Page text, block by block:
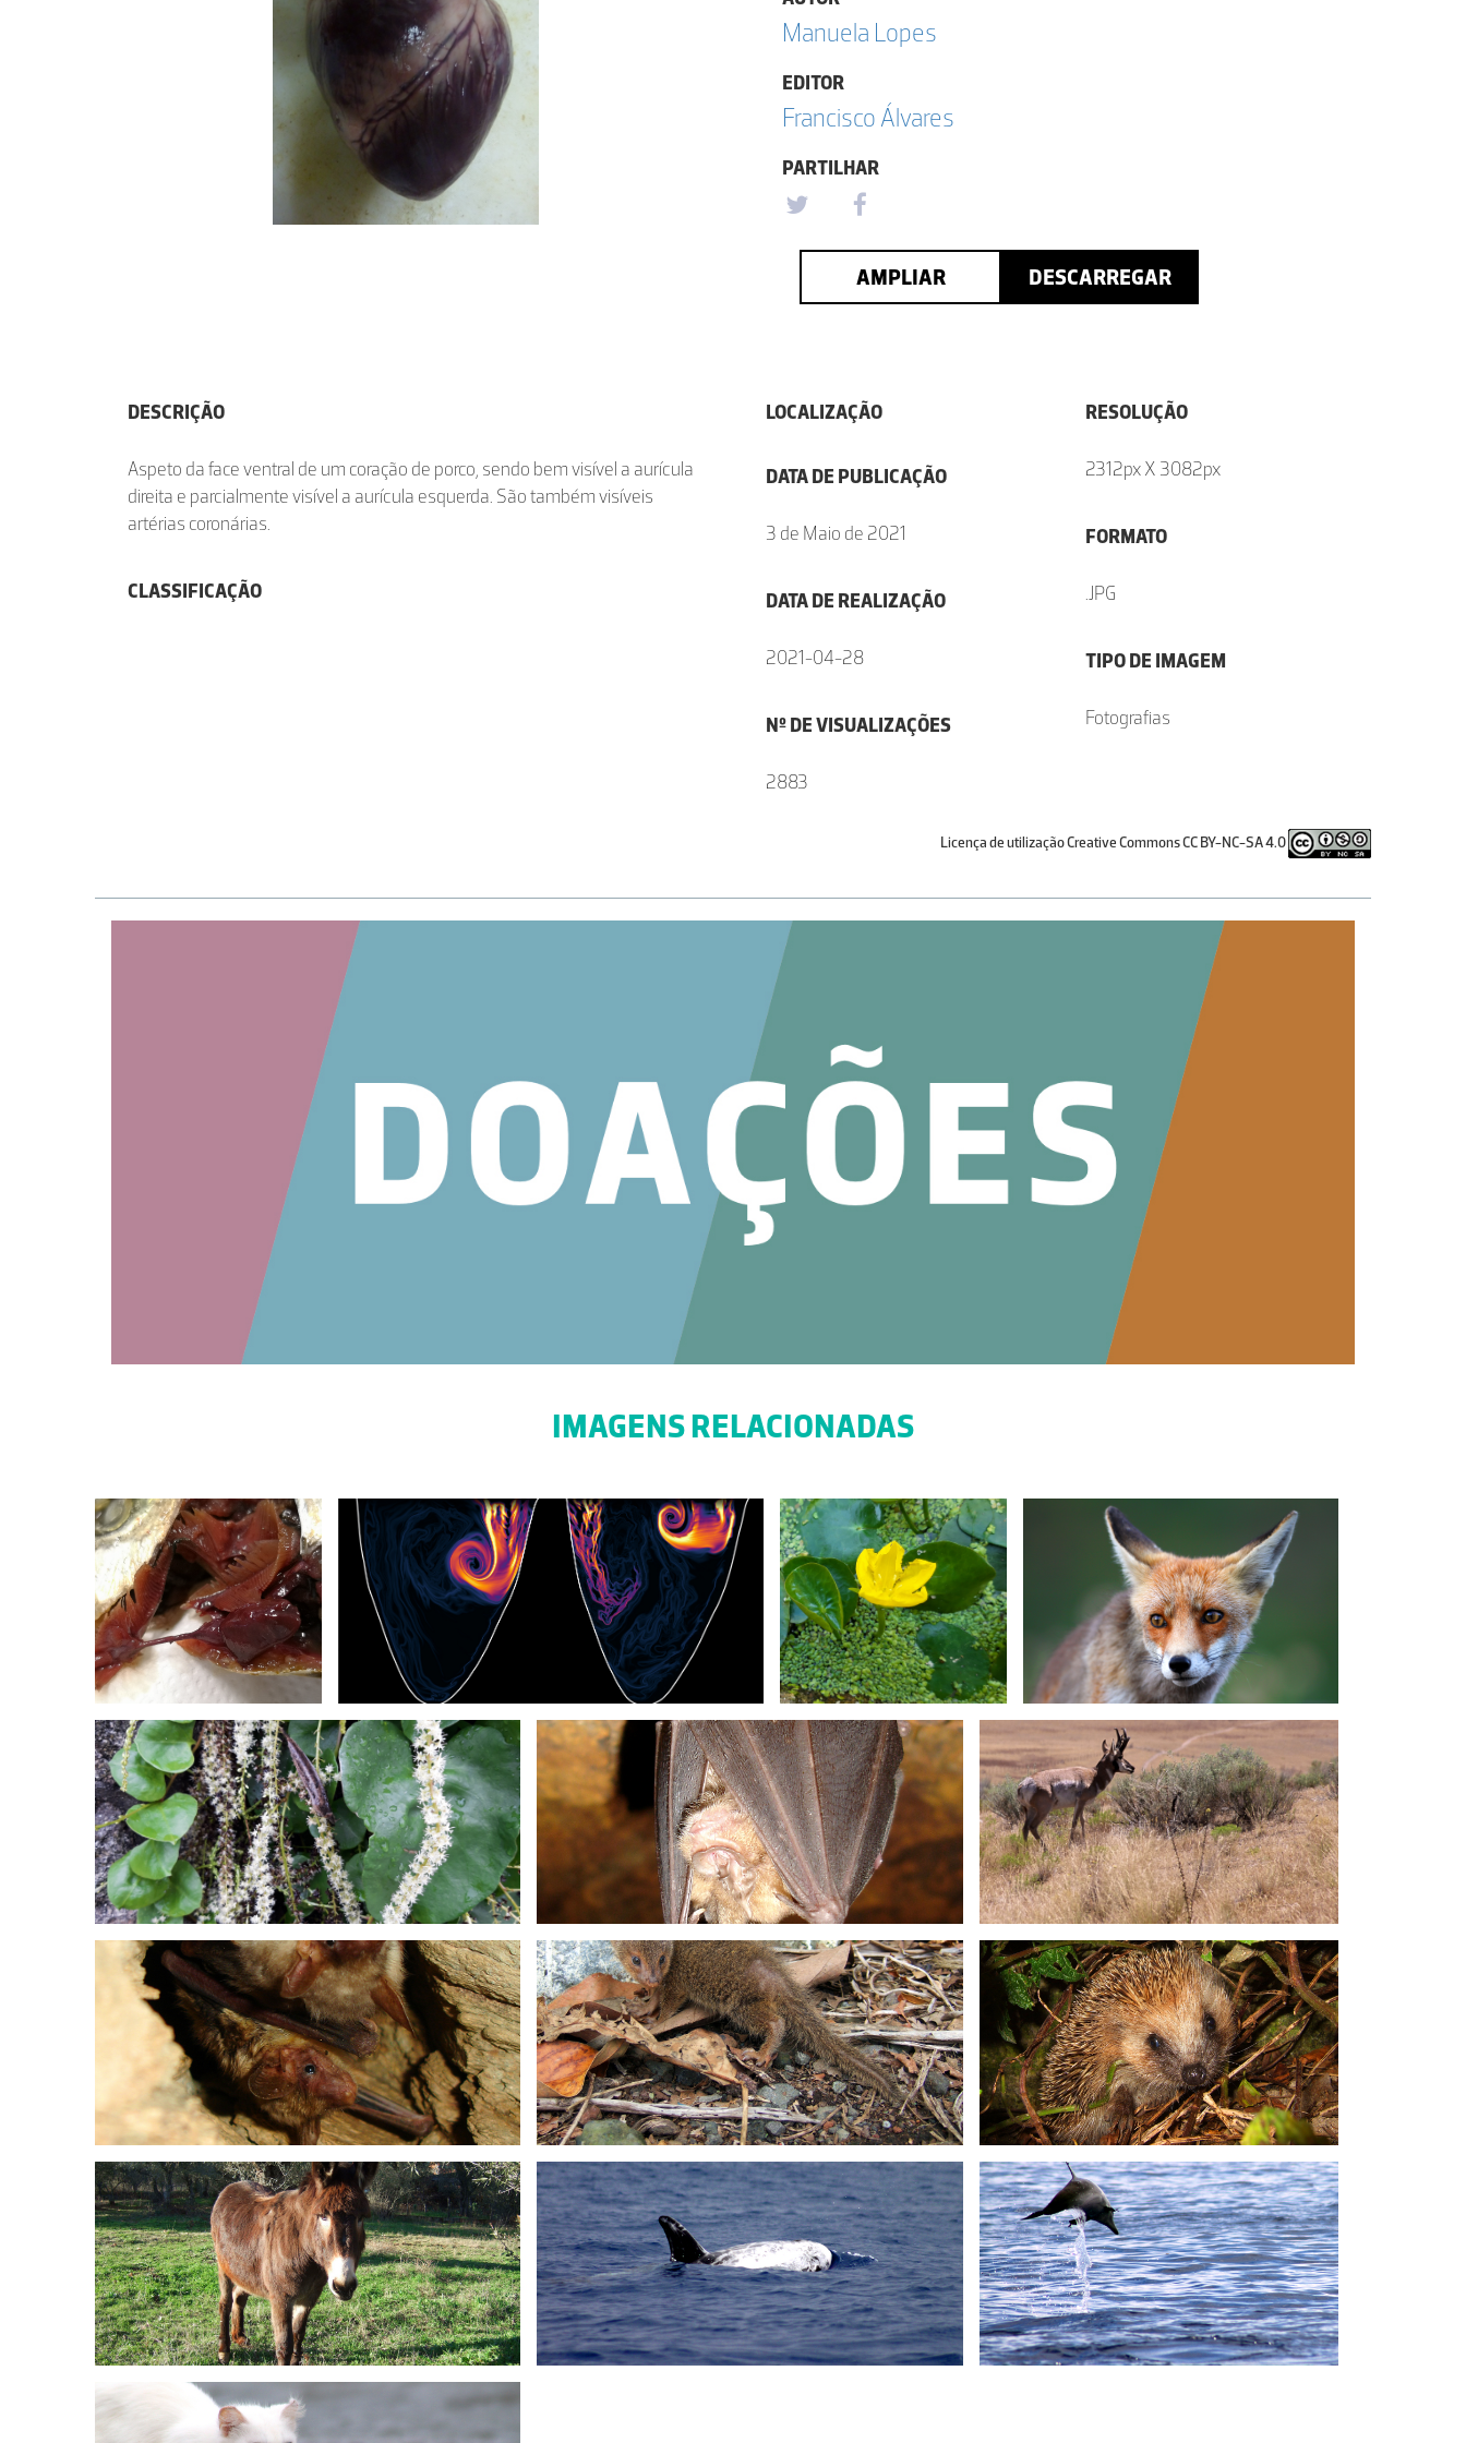
Manuela Lopes
EDITOR
Francisco Álvares
PARTILHAR
AMPLIAR DESCARREGAR
DESCRIÇÃO
Aspeto da face ventral de um coração de porco, sendo bem visível a aurícula
direita e parcialmente visível a aurícula esquerda. São também visíveis
artérias coronárias.
CLASSIFICAÇÃO
LOCALIZAÇÃO
DATA DE PUBLICAÇÃO
3 de Maio de 2021
DATA DE REALIZAÇÃO
2021-04-28
Nº DE VISUALIZAÇÕES
2883
RESOLUÇÃO
2312px X 3082px
FORMATO
.JPG
TIPO DE IMAGEM
Fotografias
Licença de utilização Creative Commons CC BY-NC-SA 4.0
IMAGENS RELACIONADAS